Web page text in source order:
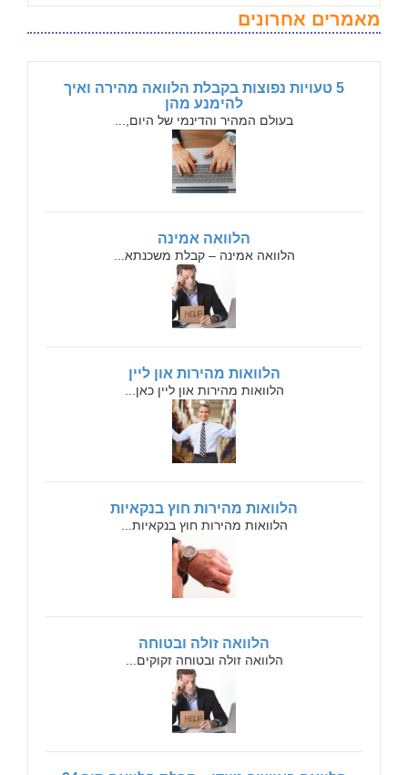
מאמרים אחרונים
5 טעויות נפוצות בקבלת הלוואה מהירה ואיך
להימנע מהן
בעולם המהיר והדינמי של היום,...
הלוואה אמינה
הלוואה אמינה – קבלת משכנתא...
הלוואות מהירות און ליין
הלוואות מהירות און ליין כאן...
הלוואות מהירות חוץ בנקאיות
הלוואות מהירות חוץ בנקאיות...
הלוואה זולה ובטוחה
הלוואה זולה ובטוחה זקוקים...